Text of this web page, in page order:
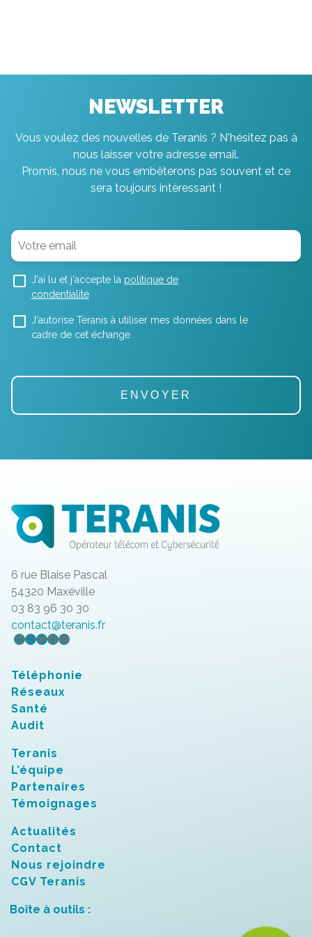
NEWSLETTER
Vous voulez des nouvelles de Teranis ? N'hésitez pas à
nous laisser votre adresse email.
Promis, nous ne vous embêterons pas souvent et ce
sera toujours intéressant !
J'ai lu et j'accepte la politique de
condentialité
J'autorise Teranis à utiliser mes données dans le
cadre de cet échange
6 rue Blaise Pascal
54320 Maxéville
03 83 96 30 30
contact@teranis.fr
LinkedIn
Instagram
Twitter
Facebook
YouTube
Téléphonie
Réseaux
Santé
Audit
Teranis
L’équipe
Partenaires
Témoignages
Actualités
Contact
Nous rejoindre
CGV Teranis
Boîte à outils :